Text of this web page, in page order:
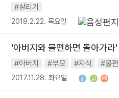
#살리기
2018.2.22. 목요일
'아버지와 불편하면 돌아가라'
#아버지 #부모 #자식 #불편
2017.11.28. 화요일